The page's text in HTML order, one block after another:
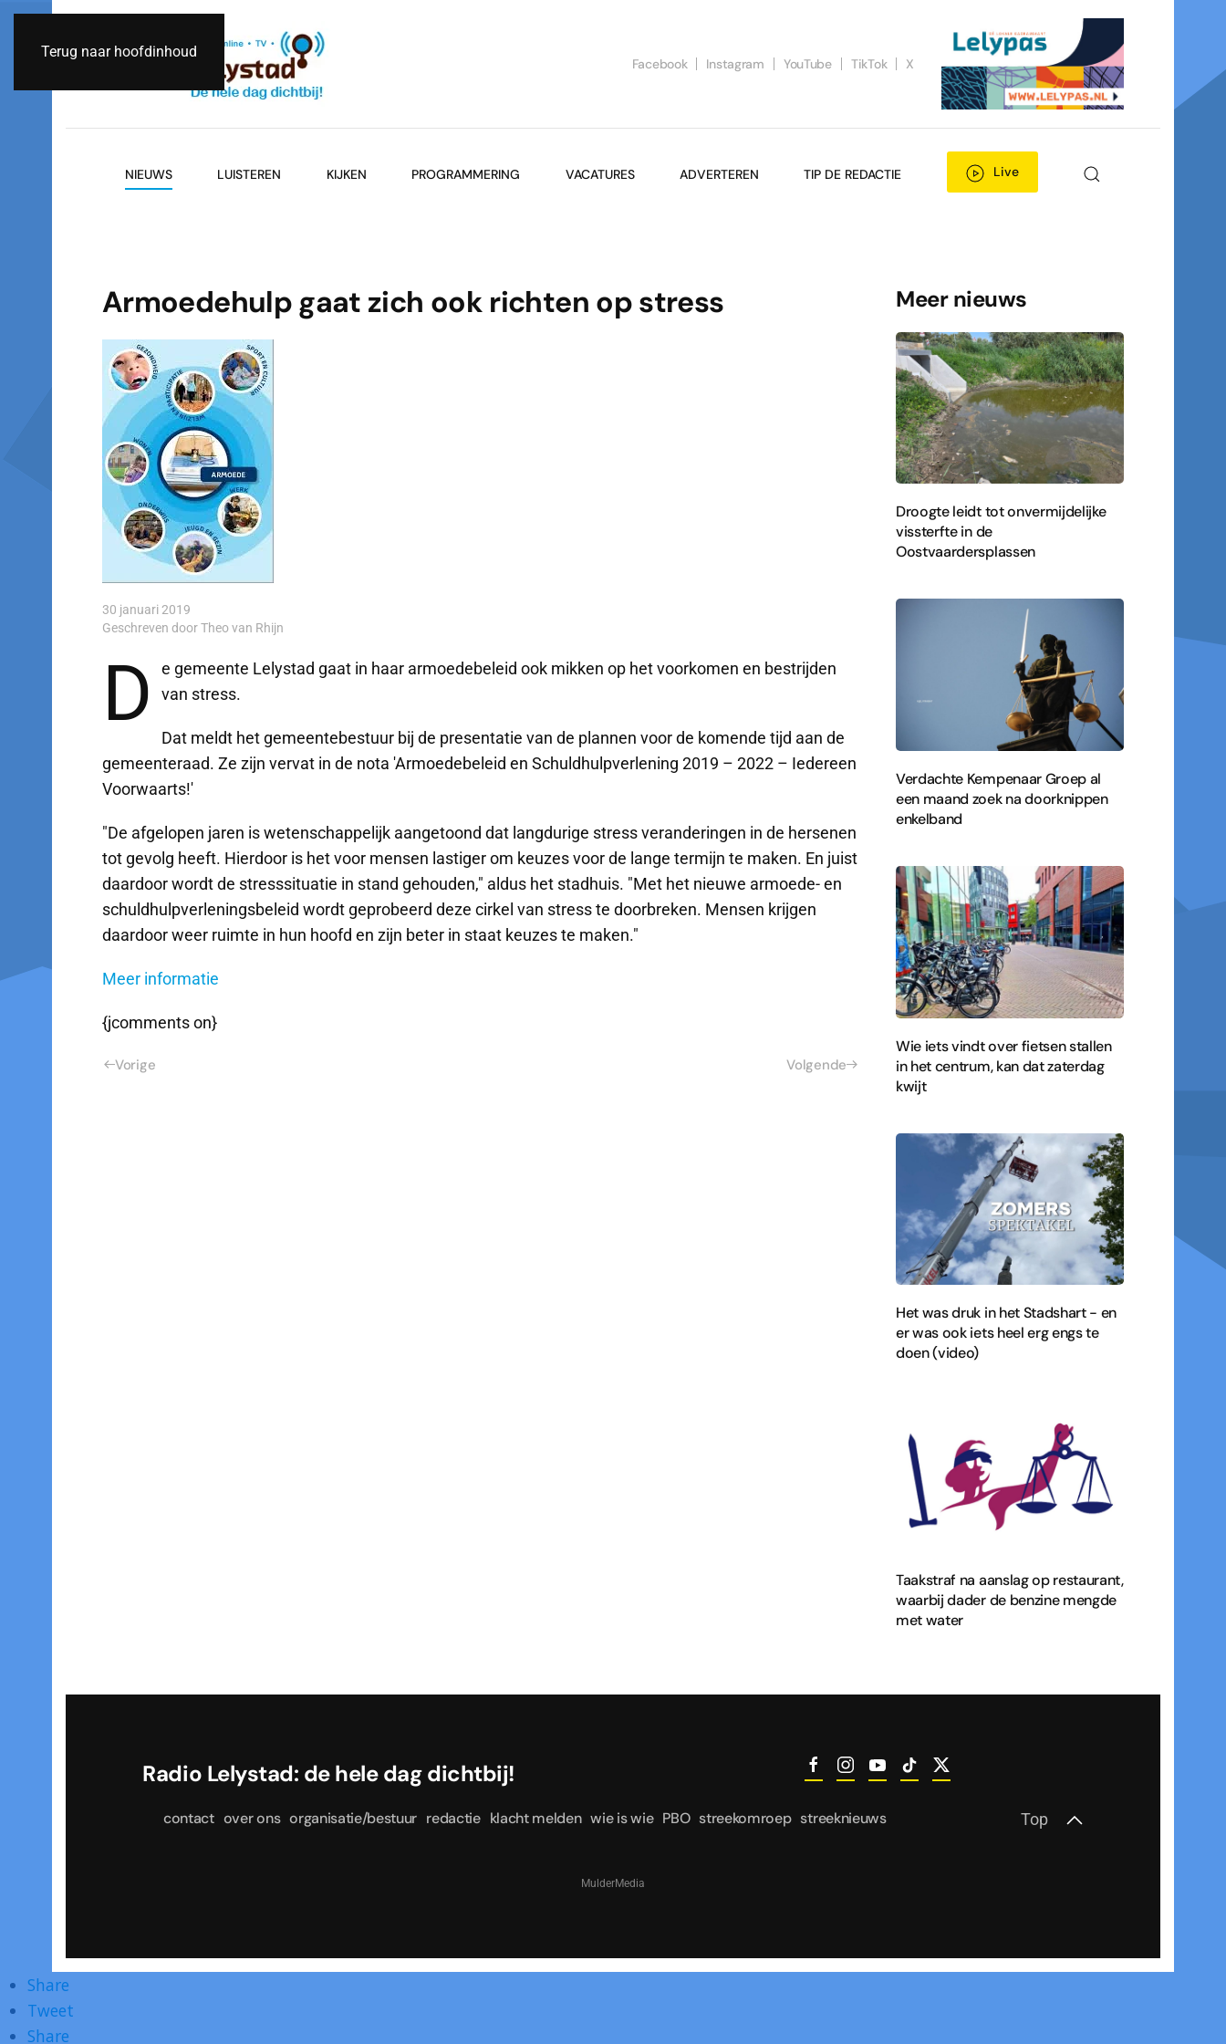
Terug naar hoofdinhoud
Facebook Instagram YouTube TikTok X
NIEUWS LUISTEREN KIJKEN PROGRAMMERING VACATURES ADVERTEREN TIP DE REDACTIE Live
Armoedehulp gaat zich ook richten op stress
30 januari 2019
Geschreven door Theo van Rhijn
D
e gemeente Lelystad gaat in haar armoedebeleid ook mikken op het voorkomen en bestrijden
van stress.
Dat meldt het gemeentebestuur bij de presentatie van de plannen voor de komende tijd aan de
gemeenteraad. Ze zijn vervat in de nota 'Armoedebeleid en Schuldhulpverlening 2019 – 2022 – Iedereen
Voorwaarts!'
"De afgelopen jaren is wetenschappelijk aangetoond dat langdurige stress veranderingen in de hersenen
tot gevolg heeft. Hierdoor is het voor mensen lastiger om keuzes voor de lange termijn te maken. En juist
daardoor wordt de stresssituatie in stand gehouden," aldus het stadhuis. "Met het nieuwe armoede- en
schuldhulpverleningsbeleid wordt geprobeerd deze cirkel van stress te doorbreken. Mensen krijgen
daardoor weer ruimte in hun hoofd en zijn beter in staat keuzes te maken."
Meer informatie
{jcomments on}
Vorige Volgende
Meer nieuws
Droogte leidt tot onvermijdelijke
vissterfte in de
Oostvaardersplassen
Verdachte Kempenaar Groep al
een maand zoek na doorknippen
enkelband
Wie iets vindt over fietsen stallen
in het centrum, kan dat zaterdag
kwijt
Het was druk in het Stadshart - en
er was ook iets heel erg engs te
doen (video)
Taakstraf na aanslag op restaurant,
waarbij dader de benzine mengde
met water
Radio Lelystad: de hele dag dichtbij!
contact over ons organisatie/bestuur redactie klacht melden wie is wie PBO streekomroep streeknieuws Top
MulderMedia
Share
Tweet
Share